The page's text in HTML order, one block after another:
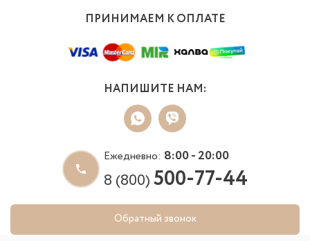
ПРИНИМАЕМ К ОПЛАТЕ
НАПИШИТЕ НАМ:
Ежедневно: 8:00 - 20:00
8 (800)500-77-44
Обратный звонок